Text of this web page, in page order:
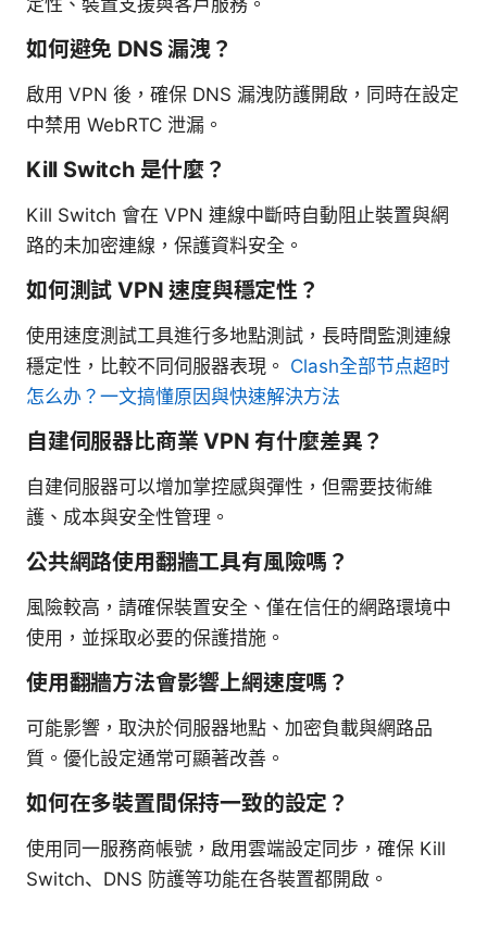
如何避免 DNS 漏洩？
啟用 VPN 後，確保 DNS 漏洩防護開啟，同時在設定
中禁用 WebRTC 泄漏。
Kill Switch 是什麼？
Kill Switch 會在 VPN 連線中斷時自動阻止裝置與網
路的未加密連線，保護資料安全。
如何測試 VPN 速度與穩定性？
使用速度測試工具進行多地點測試，長時間監測連線
穩定性，比較不同伺服器表現。 Clash全部节点超时
怎么办？一文搞懂原因與快速解決方法
自建伺服器比商業 VPN 有什麼差異？
自建伺服器可以增加掌控感與彈性，但需要技術維
護、成本與安全性管理。
公共網路使用翻牆工具有風險嗎？
風險較高，請確保裝置安全、僅在信任的網路環境中
使用，並採取必要的保護措施。
使用翻牆方法會影響上網速度嗎？
可能影響，取決於伺服器地點、加密負載與網路品
質。優化設定通常可顯著改善。
如何在多裝置間保持一致的設定？
使用同一服務商帳號，啟用雲端設定同步，確保 Kill
Switch、DNS 防護等功能在各裝置都開啟。